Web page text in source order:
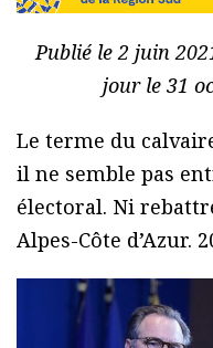
Publié le 2 juin
jour le 31
Le terme du
il ne semble pas
électoral. Ni
Alpes-Côte d’Azur.